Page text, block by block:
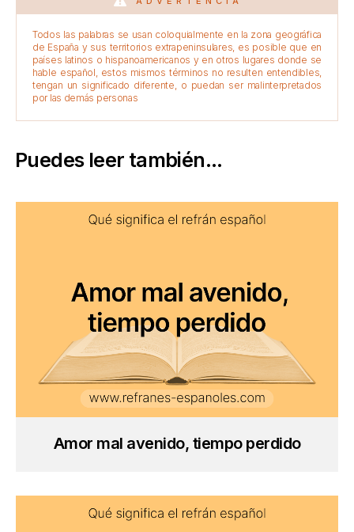
Todos las palabras se usan coloquialmente en la zona geográfica
de España y sus territorios extrapeninsulares, es posible que en
países latinos o hispanoamericanos y en otros lugares donde se
hable español, estos mismos términos no resulten entendibles,
tengan un significado diferente, o puedan ser malinterpretados
por las demás personas
Puedes leer también...
Amor mal avenido, tiempo perdido